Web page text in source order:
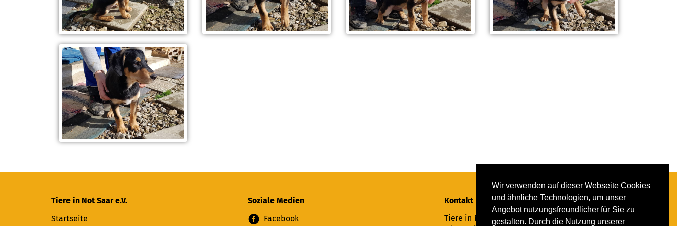
Wir verwenden auf dieser Webseite Cookies
und ähnliche Technologien, um unser
Angebot nutzungsfreundlicher für Sie zu
gestalten. Durch die Nutzung unserer
Tiere in Not Saar e.V.
Startseite
Soziale Medien
Facebook
Kontakt
Tiere in Not Saar e.V.